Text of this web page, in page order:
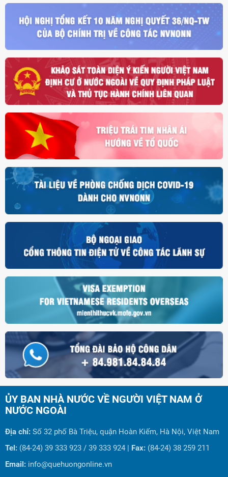
ỦY BAN NHÀ NƯỚC VỀ NGƯỜI VIỆT NAM Ở
NƯỚC NGOÀI
Địa chỉ: Số 32 phố Bà Triệu, quận Hoàn Kiếm, Hà Nội, Việt Nam
Tel: (84-24) 39 333 923 / 39 333 924 | Fax: (84-24) 38 259 211
Email: info@quehuongonline.vn